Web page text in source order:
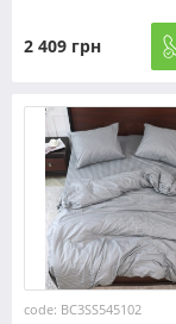
2 409 грн
code: BC3SS545102